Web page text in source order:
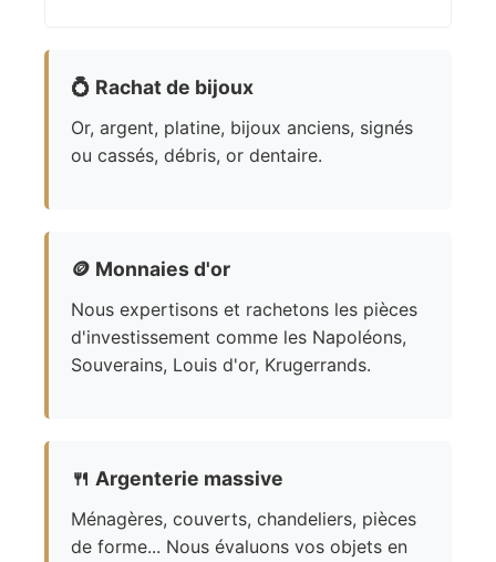
💍 Rachat de bijoux
Or, argent, platine, bijoux anciens, signés
ou cassés, débris, or dentaire.
🪙 Monnaies d'or
Nous expertisons et rachetons les pièces
d'investissement comme les Napoléons,
Souverains, Louis d'or, Krugerrands.
🍴 Argenterie massive
Ménagères, couverts, chandeliers, pièces
de forme... Nous évaluons vos objets en